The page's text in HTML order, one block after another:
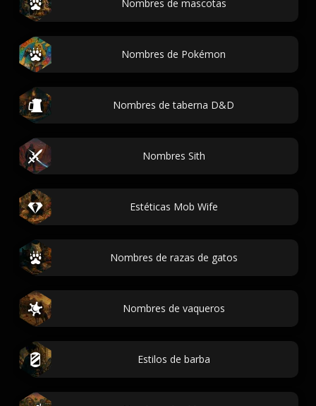
Nombres de mascotas
Nombres de Pokémon
Nombres de taberna D&D
Nombres Sith
Estéticas Mob Wife
Nombres de razas de gatos
Nombres de vaqueros
Estilos de barba